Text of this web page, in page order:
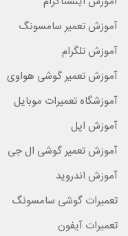
آموزش تعمیر سامسونگ
آموزش تلگرام
آموزش تعمیر گوشی هواوی
آموزشگاه تعمیرات موبایل
آموزش اپل
آموزش تعمیر گوشی ال جی
آموزش اندروید
تعمیرات گوشی سامسونگ
تعمیرات آیفون